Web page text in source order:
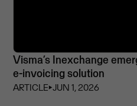
Visma’s Inexchange
e-invoicing solution
ARTICLE⏵JUN 1, 2026